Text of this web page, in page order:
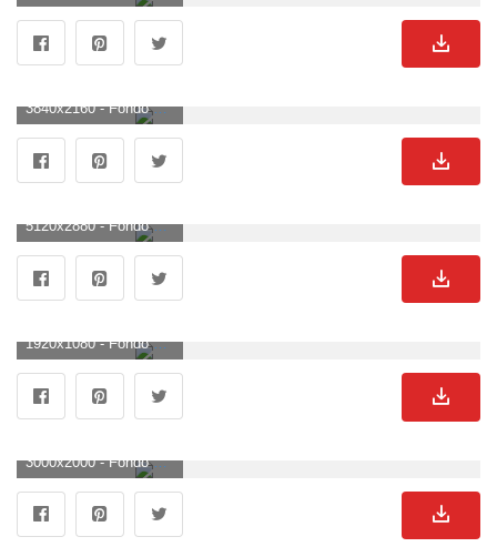
3840x2160 - Fondo de pantalla de 3840x2160. Imágen 4K Ultra HD de Bugatti.
5120x2880 - Fondo de pantalla de 5120x2880. Imágen de Bugatti.
1920x1080 - Fondo de pantalla de 1920x1080. Fondo para computadora HD 1080p de Bugatti.
3000x2000 - Fondo de pantalla de 3000x2000. Wallpaper de Bugatti.